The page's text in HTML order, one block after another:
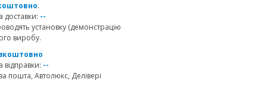
.
доставки: --
установку (демонстрацію
виробу.
--
пошта, Автолюкс, Делівері